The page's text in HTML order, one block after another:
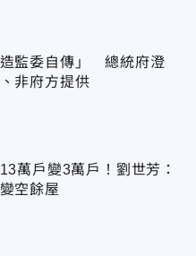
監委自傳」 總統府澄
非府方提供
萬戶變3萬戶！劉世芳：
空餘屋